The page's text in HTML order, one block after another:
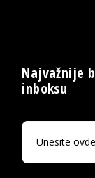
Najvažnije
inboksu